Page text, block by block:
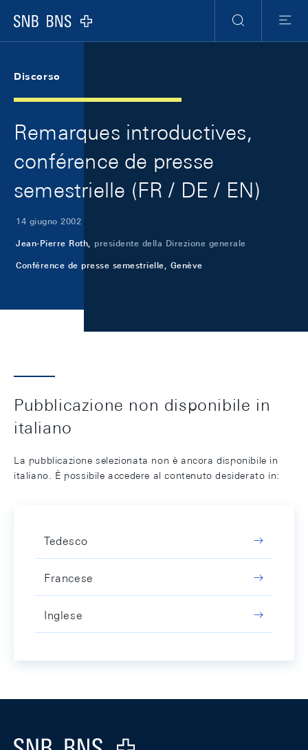
Logo
Ricerca
Menu
Discorso
Remarques introductives,
conférence de presse
semestrielle (FR / DE / EN)
14 giugno 2002
Jean-Pierre Roth, presidente della Direzione generale
Conférence de presse semestrielle, Genève
Pubblicazione non disponibile in
italiano
La pubblicazione selezionata non è ancora disponibile in
italiano. È possibile accedere al contenuto desiderato in:
Tedesco
Francese
Inglese
Logo